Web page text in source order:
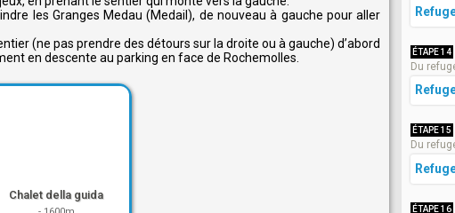
les Granges Medau (Medail), de nouveau à gauche pour aller
(ne pas prendre des détours sur la droite ou à gauche) d’abord
en descente au parking en face de Rochemolles.
Chalet della guida
ÉTAPE 14
Du
ÉTAPE 15
Du
ÉTAPE 16